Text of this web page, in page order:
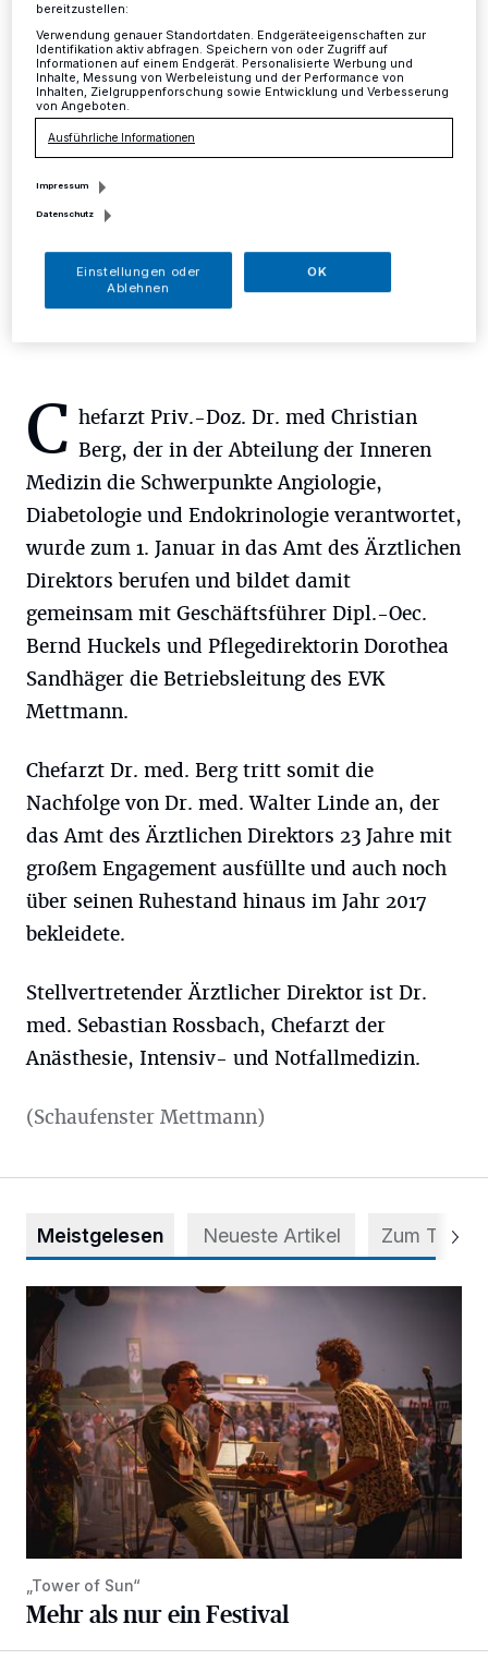
Mettmann·Mit dem Wechsel in das neue Jahr 2018
gab es auch einen Wechsel innerhalb der
Betriebsleitung im Evangelischen Krankenhaus
Mettmann.
10.01.2018 , 09:55 Uhr
C hefarzt Priv.-Doz. Dr. med Christian
Berg, der in der Abteilung der Inneren
Medizin die Schwerpunkte Angiologie,
Diabetologie und Endokrinologie verantwortet,
wurde zum 1. Januar in das Amt des Ärztlichen
Direktors berufen und bildet damit
gemeinsam mit Geschäftsführer Dipl.-Oec.
Bernd Huckels und Pflegedirektorin Dorothea
Sandhäger die Betriebsleitung des EVK
Mettmann.
Chefarzt Dr. med. Berg tritt somit die
Nachfolge von Dr. med. Walter Linde an, der
das Amt des Ärztlichen Direktors 23 Jahre mit
großem Engagement ausfüllte und auch noch
über seinen Ruhestand hinaus im Jahr 2017
bekleidete.
Stellvertretender Ärztlicher Direktor ist Dr.
med. Sebastian Rossbach, Chefarzt der
Anästhesie, Intensiv- und Notfallmedizin.
(Schaufenster Mettmann)
Meistgelesen Neueste Artikel Zum Thema
Mehr als nur ein Festival
„Tower of Sun“
Mehr als nur ein Festival
bereitzustellen:
Verwendung genauer Standortdaten. Endgeräteeigenschaften zur
Identifikation aktiv abfragen. Speichern von oder Zugriff auf
Informationen auf einem Endgerät. Personalisierte Werbung und
Inhalte, Messung von Werbeleistung und der Performance von
Inhalten, Zielgruppenforschung sowie Entwicklung und Verbesserung
von Angeboten.
Ausführliche Informationen
Impressum
Datenschutz
Einstellungen oder
Ablehnen
OK